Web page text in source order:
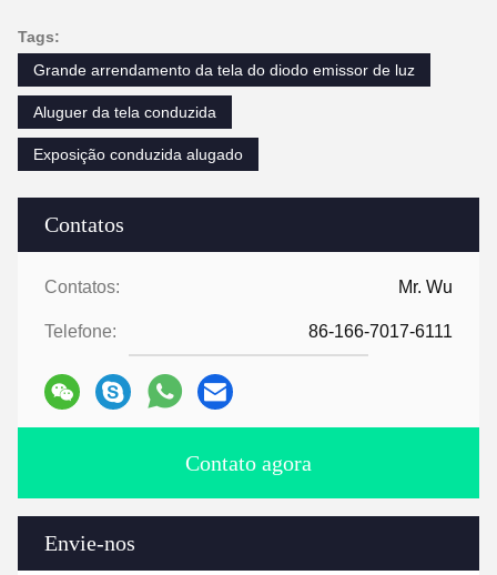
Contatos
Contatos: Mr. Wu
Telefone: 86-166-7017-6111
Contato agora
Envie-nos
Tags:
Grande arrendamento da tela do diodo emissor de luz
Aluguer da tela conduzida
Exposição conduzida alugado